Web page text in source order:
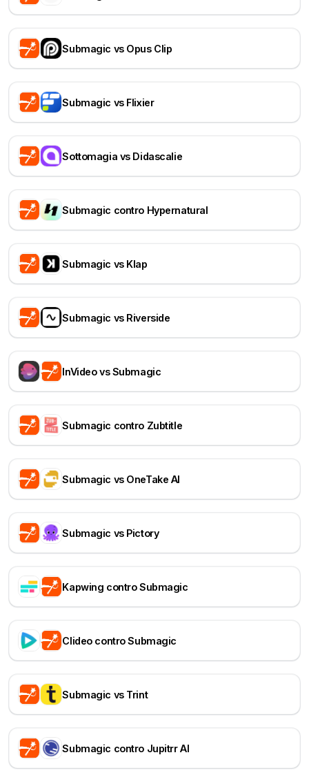
Submagic vs Opus Clip
Submagic vs Flixier
Sottomagia vs Didascalie
Submagic contro Hypernatural
Submagic vs Klap
Submagic vs Riverside
InVideo vs Submagic
Submagic contro Zubtitle
Submagic vs OneTake AI
Submagic vs Pictory
Kapwing contro Submagic
Clideo contro Submagic
Submagic vs Trint
Submagic contro Jupitrr AI